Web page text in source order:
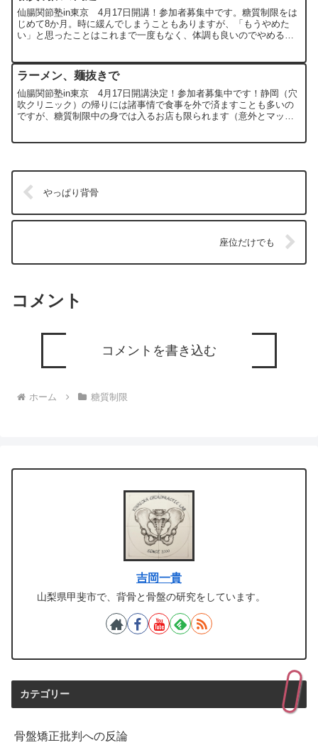
仙腸関節塾in東京 4月17日開講！参加者募集中です。糖質制限をは
じめて8か月。時に緩んでしまうこともありますが、「もうやめた
い」と思ったことはこれまで一度もなく、体調も良いのでやめる理
ラーメン、麺抜きで
仙腸関節塾in東京 4月17日開講決定！参加者募集中です！静岡（穴
吹クリニック）の帰りには諸事情で食事を外で済ますことも多いの
ですが、糖質制限中の身では入るお店も限られます（意外とマック
やっぱり背骨
座位だけでも
コメント
コメントを書き込む
ホーム 糖質制限
吉岡一貴
山梨県甲斐市で、背骨と骨盤の研究をしています。
カテゴリー
骨盤矯正批判への反論